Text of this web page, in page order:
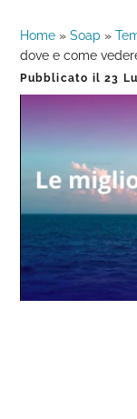
Home »Soap »
dove e come
Pubblicato il23
0%